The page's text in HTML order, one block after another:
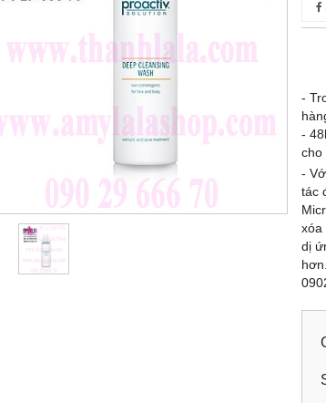
-21%
KEM MẶT
CAO CẤP -
1,499,000
-
-
cho
-
tác
xóa
dị